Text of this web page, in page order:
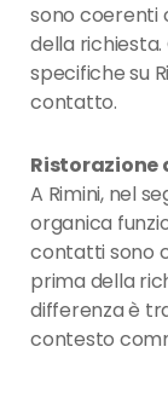
sono coerenti
della
specifiche su
contatto.
Ristorazione
A Rimini, nel
organica
contatti sono
prima della
differenza è
contesto